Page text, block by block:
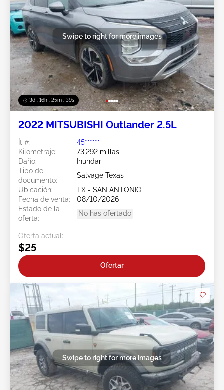
3d : 16h : 25m : 37s
Swipe to right for more images
2022 MITSUBISHI Outlander 2.5L
Ít #:
45******
Kilometraje:
73,292 millas
Daño:
Inundar
Tipo de
documento:
Salvage Texas
Ubicación:
TX - SAN ANTONIO
Fecha de venta:
08/10/2026
Estado de la
oferta:
No has ofertado
Oferta actual:
$25
Ofertar
Swipe to right for more images